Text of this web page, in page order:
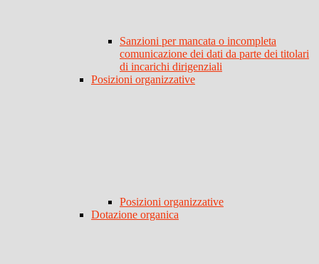
Sanzioni per mancata o incompleta
comunicazione dei dati da parte dei titolari
di incarichi dirigenziali
Posizioni organizzative
Posizioni organizzative
Dotazione organica